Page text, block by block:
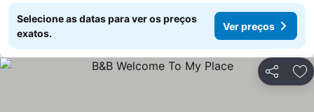
Selecione as datas para ver os preços
exatos.
Ver preços
Partilhar